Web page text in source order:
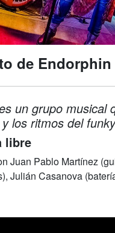
de
un grupo musical
los ritmos del funky
libre
Juan Pablo Martínez
Julián Casanova